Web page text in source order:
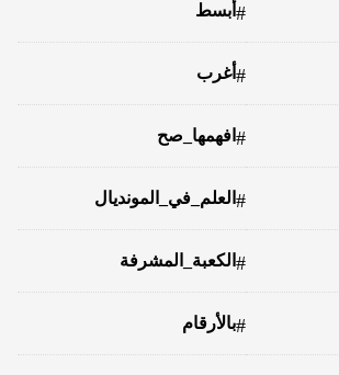
# أبسط
#أغرب
# افهمها_صح
# العلم_في_المونديال
# الكعبة_المشرفة
#بالأرقام